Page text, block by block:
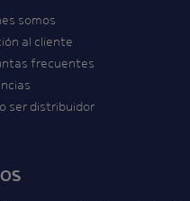
somos
al cliente
frecuentes
ser distribuidor